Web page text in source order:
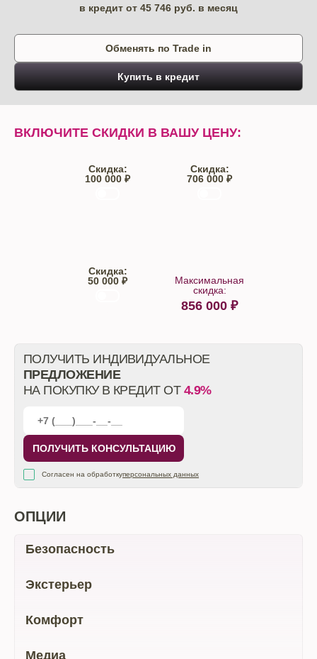
в кредит от 45 746 руб. в месяц
Обменять по Trade in
Купить в кредит
ВКЛЮЧИТЕ СКИДКИ В ВАШУ ЦЕНУ:
Скидка:
100 000 ₽
Скидка:
706 000 ₽
Скидка:
50 000 ₽
Максимальная
скидка:
856 000 ₽
ПОЛУЧИТЬ ИНДИВИДУАЛЬНОЕ
ПРЕДЛОЖЕНИЕ
НА ПОКУПКУ В КРЕДИТ ОТ 4.9%
ПОЛУЧИТЬ КОНСУЛЬТАЦИЮ
Согласен на обработкуперсональных данных
ОПЦИИ
Безопасность
Экстерьер
Комфорт
Медиа